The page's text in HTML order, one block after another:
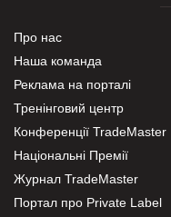
Про нас
Наша команда
Реклама на порталі
Тренінговий центр
Конференції TradeMaster
Національні Премії
Журнал TradeMaster
Портал про Private Label